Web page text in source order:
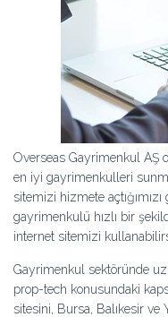
Overseas Gayrimenkul AŞ
en iyi gayrimenkulleri
sitemizi hizmete
gayrimenkulü hızlı bir
internet sitemizi
Gayrimenkul sektöründe
prop-tech konusundaki
sitesini, Bursa, Balıkesir